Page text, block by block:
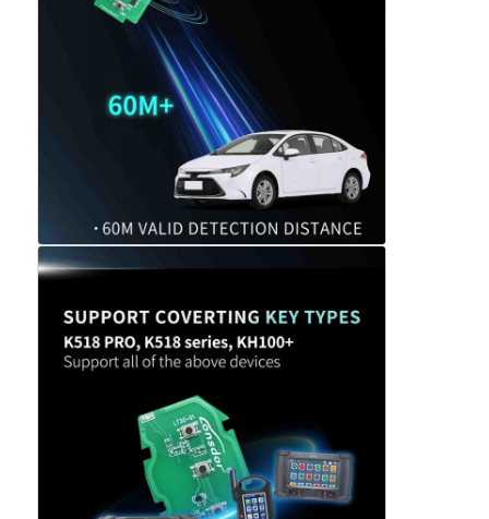
Μηχανή κλειδαριού
Κλειδί KEYDIY έξυπνο